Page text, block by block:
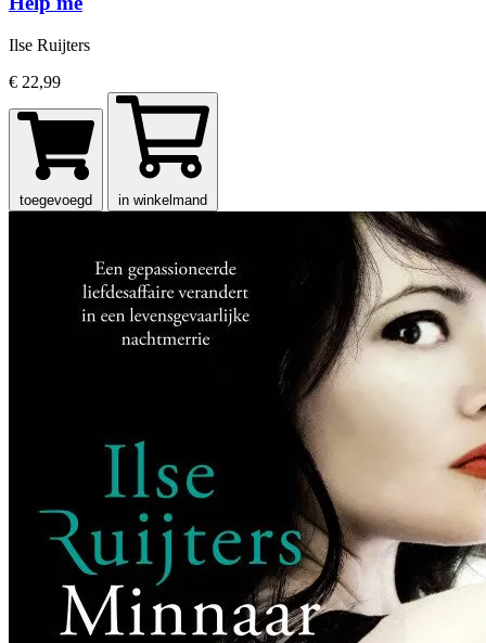
Ilse Ruijters
€ 22,99
toegevoegd in winkelmand